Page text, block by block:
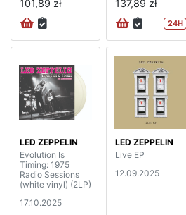
101,89 zł 137,89 zł
24H
LED ZEPPELIN
Evolution Is
Timing: 1975
Radio Sessions
(white vinyl) (2LP)
17.10.2025
LED ZEPPELIN
Live EP
12.09.2025